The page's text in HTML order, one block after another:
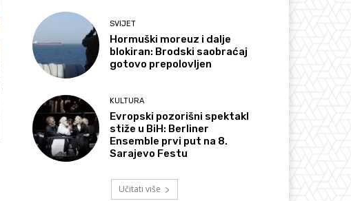
SVIJET
Hormuški moreuz i dalje
blokiran: Brodski saobraćaj
gotovo prepolovljen
KULTURA
Evropski pozorišni spektakl
stiže u BiH: Berliner
Ensemble prvi put na 8.
Sarajevo Festu
Učitati više